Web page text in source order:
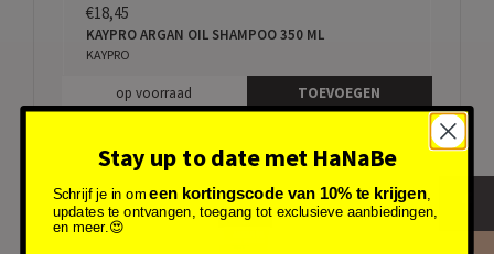
€18,45
KAYPRO ARGAN OIL SHAMPOO 350 ML
KAYPRO
op voorraad TOEVOEGEN
Stay up to date met HaNaBe
Schrijf je in om een kortingscode van 10% te krijgen,
updates te ontvangen, toegang tot exclusieve aanbiedingen,
en meer.😍